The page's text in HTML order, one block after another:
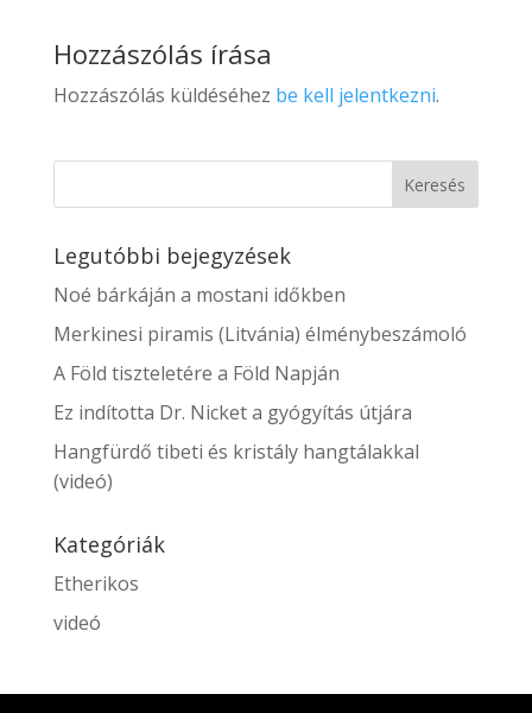
Hozzászólás írása
Hozzászólás küldéséhez be kell jelentkezni.
Legutóbbi bejegyzések
Noé bárkáján a mostani időkben
Merkinesi piramis (Litvánia) élménybeszámoló
A Föld tiszteletére a Föld Napján
Ez indította Dr. Nicket a gyógyítás útjára
Hangfürdő tibeti és kristály hangtálakkal
(videó)
Kategóriák
Etherikos
videó